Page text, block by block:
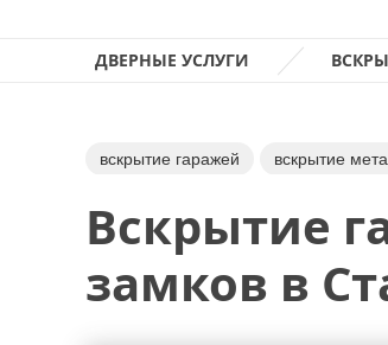
ДВЕРНЫЕ УСЛУГИ
вскрытие гаражей вскрытие
установка замка
ремонт
перекодировка замков
Вскрытие
замков в